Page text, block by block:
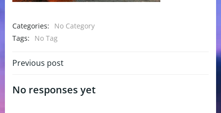
Categories:
No Category
Tags:
No Tag
Post
navigation
Previous post
No responses yet